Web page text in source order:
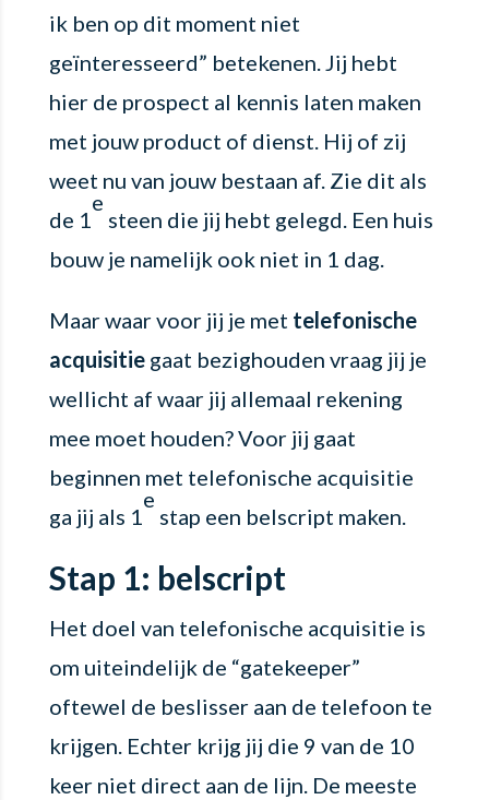
ik ben op dit moment niet
geïnteresseerd” betekenen. Jij hebt
hier de prospect al kennis laten maken
met jouw product of dienst. Hij of zij
weet nu van jouw bestaan af. Zie dit als
de 1
e
steen die jij hebt gelegd. Een huis
bouw je namelijk ook niet in 1 dag.
Maar waar voor jij je met telefonische
acquisitiegaat bezighouden vraag jij je
wellicht af waar jij allemaal rekening
mee moet houden? Voor jij gaat
beginnen met telefonische acquisitie
ga jij als 1
e
stap een belscript maken.
Stap 1: belscript
Het doel van telefonische acquisitie is
om uiteindelijk de “gatekeeper”
oftewel de beslisser aan de telefoon te
krijgen. Echter krijg jij die 9 van de 10
keer niet direct aan de lijn. De meeste